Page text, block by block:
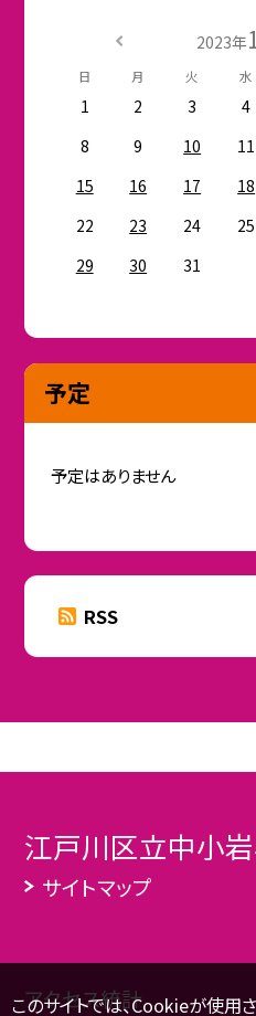
2023年
日 月 火 水
1 2 3 4
8
9 10 11
15
16 17 18
22
23 24 25
29
30 31
予定
予定はありません
RSS
江戸川区立中小
サイトマップ
アクセス統計
このサイトでは、Cookieが使用